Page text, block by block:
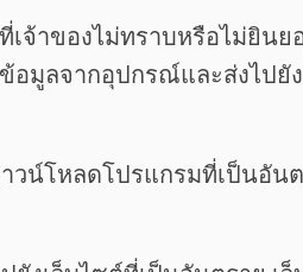
จ้าของไม่ทราบหรือไม่ยินย
ข้อมูลจากอุปกรณ์และส่งไปยั
วน์โหลดโปรแกรมที่เป็นอัน